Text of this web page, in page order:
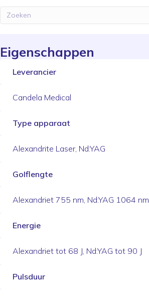
Eigenschappen
Leverancier
Candela Medical
Type apparaat
Alexandrite Laser, Nd:YAG
Golflengte
Alexandriet 755 nm, Nd:YAG 1064 nm
Energie
Alexandriet tot 68 J, Nd:YAG tot 90 J
Pulsduur